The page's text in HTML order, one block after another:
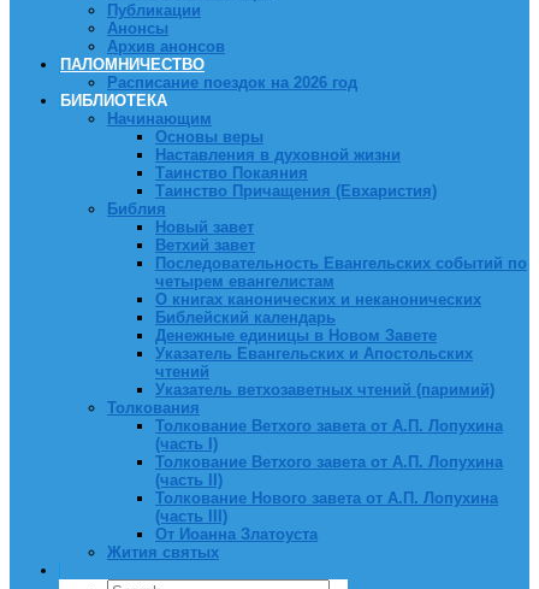
Публикации
Анонсы
Архив анонсов
ПАЛОМНИЧЕСТВО
Расписание поездок на 2026 год
БИБЛИОТЕКА
Начинающим
Основы веры
Наставления в духовной жизни
Таинство Покаяния
Таинство Причащения (Евхаристия)
Библия
Новый завет
Ветхий завет
Последовательность Евангельских событий по
четырем евангелистам
О книгах канонических и неканонических
Библейский календарь
Денежные единицы в Новом Завете
Указатель Евангельских и Апостольских
чтений
Указатель ветхозаветных чтений (паримий)
Толкования
Толкование Ветхого завета от А.П. Лопухина
(часть I)
Толкование Ветхого завета от А.П. Лопухина
(часть II)
Толкование Нового завета от А.П. Лопухина
(часть III)
От Иоанна Златоуста
Жития святых